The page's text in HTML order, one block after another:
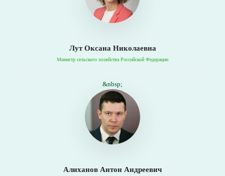
Лут Оксана Николаевна
Министр сельского хозяйства Российской Федерации
&nbsp;
Алиханов Антон Андреевич